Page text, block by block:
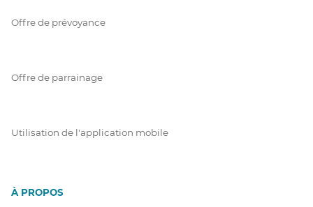
Offre de prévoyance
Offre de parrainage
Utilisation de l'application mobile
À PROPOS